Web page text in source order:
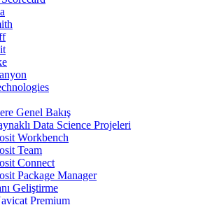
Genel Bakış
Data Science Projeleri
Workbench
Team
Connect
Package Manager
Geliştirme
Premium